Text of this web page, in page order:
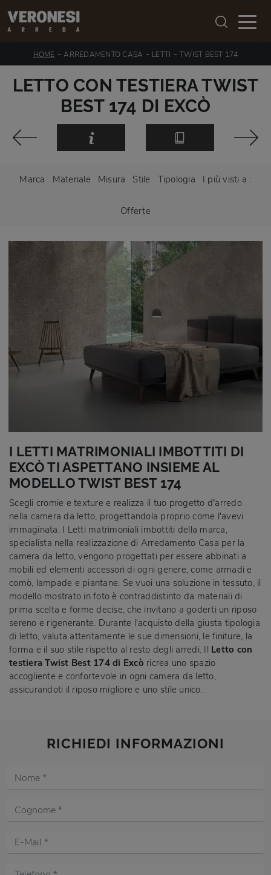
HOME -ARREDAMENTO CASA - LETTI - TWIST BEST 174
LETTO CON TESTIERA TWIST
BEST 174 DI EXCÒ
Marca Materiale Misura Stile Tipologia I più visti a :
Offerte
I LETTI MATRIMONIALI IMBOTTITI DI
EXCÒ TI ASPETTANO INSIEME AL
MODELLO TWIST BEST 174
Scegli cromie e texture e realizza il tuo progetto d’arredo
nella camera da letto, progettandola proprio come l'avevi
immaginata. I Letti matrimoniali imbottiti della marca,
specialista nella realizzazione di Arredamento Casa per la
camera da letto, vengono progettati per essere abbinati a
mobili ed elementi accessori di ogni genere, come armadi e
comò, lampade e piantane. Se vuoi una soluzione in tessuto, il
modello mostrato in foto è contraddistinto da materiali di
prima scelta e forme decise, che invitano a goderti un riposo
sereno e rigenerante. Durante l'acquisto della giusta tipologia
di letto, valuta attentamente le sue dimensioni, le finiture, la
forma e il suo stile rispetto al resto degli arredi. Il Letto con
testiera Twist Best 174 di Excò ricrea uno spazio
accogliente e confortevole in ogni camera da letto,
assicurandoti il riposo migliore e uno stile unico.
RICHIEDI INFORMAZIONI